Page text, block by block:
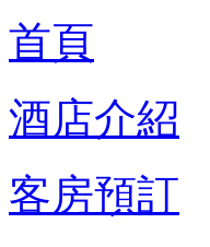
首頁
酒店介紹
客房預訂